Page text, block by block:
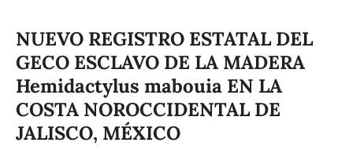
NUEVO REGISTRO ESTATAL DEL
GECO ESCLAVO DE LA MADERA
Hemidactylus mabouia EN LA
COSTA NOROCCIDENTAL DE
JALISCO, MÉXICO